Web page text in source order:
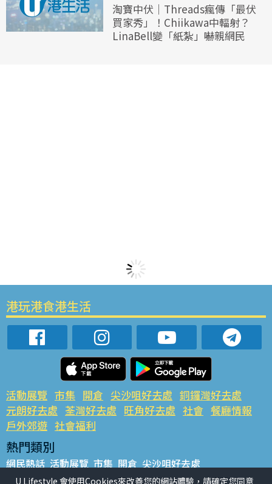
淘寶中伏｜Threads瘋傳「最伏
買家秀」！Chiikawa中輻射？
LinaBell變「紙紮」嚇親網民
港玩港食港生活
活動展覽 市集 開倉 尖沙咀好去處 銅鑼灣好去處
元朗好去處 荃灣好去處 旺角好去處 社會 餐廳情報
戶外郊遊 社會福利
熱門類別
網民熱話 活動展覽 市集 開倉 尖沙咀好去處
銅鑼灣好去處 元朗好去處 荃灣好去處 旺角好去處 社會
U Lifestyle 會使用Cookies來改善您的網站體驗，請確定您同意